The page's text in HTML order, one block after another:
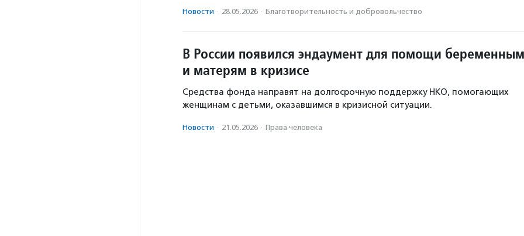
Новости · 28.05.2026 · Благотвори­тель­ность и доброволь­чест­во
В России появился эндаумент для помощи беременным
и матерям в кризисе
Средства фонда направят на долгосрочную поддержку НКО, помогающих
женщинам с детьми, оказавшимся в кризисной ситуации.
Новости · 21.05.2026 · Права человека